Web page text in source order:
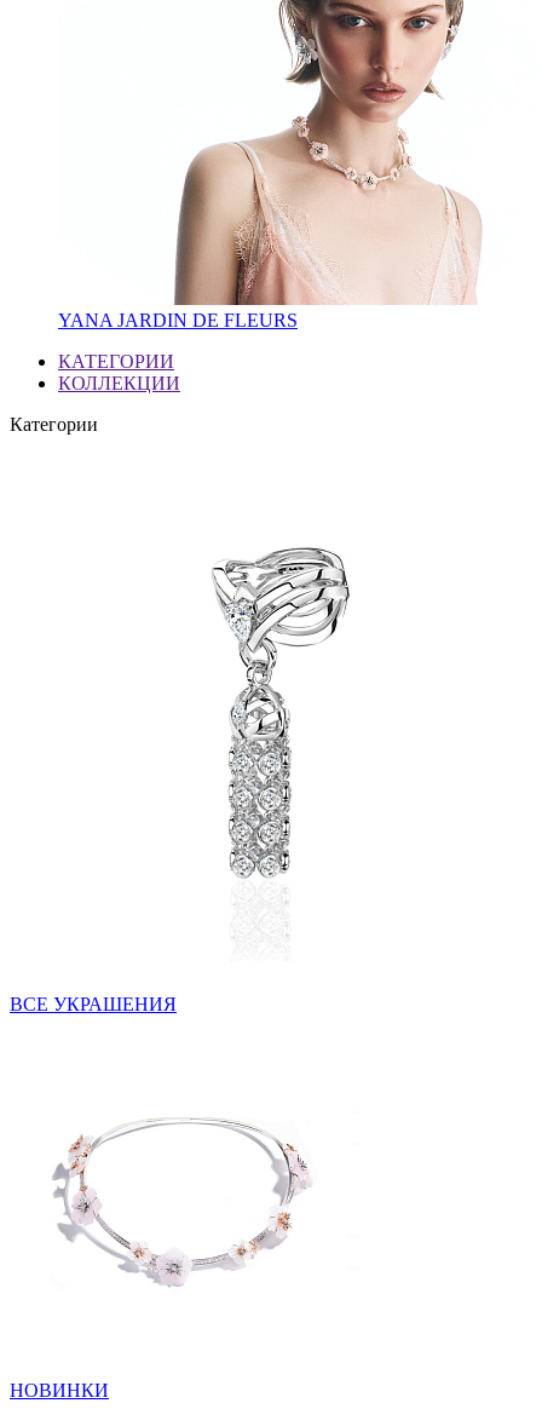
YANA JARDIN DE FLEURS
КАТЕГОРИИ
КОЛЛЕКЦИИ
Категории
ВСЕ УКРАШЕНИЯ
НОВИНКИ